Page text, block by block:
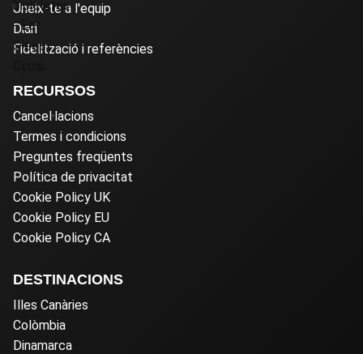
Uneix-te a l'equip
Diari
Fidelització i referències
RECURSOS
Cancel·lacions
Termes i condicions
Preguntes freqüents
Política de privacitat
Cookie Policy UK
Cookie Policy EU
Cookie Policy CA
DESTINACIONS
Illes Canàries
Colòmbia
Dinamarca